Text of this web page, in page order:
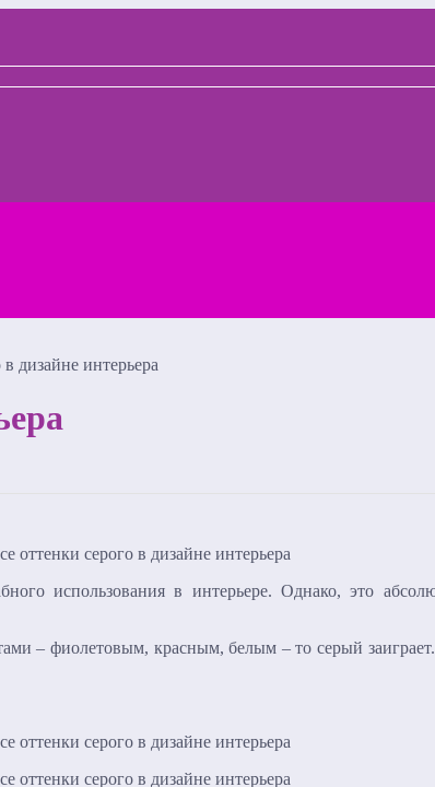
дизайне интерьера
использования в интерьере. Однако, это
– фиолетовым, красным, белым – то серый